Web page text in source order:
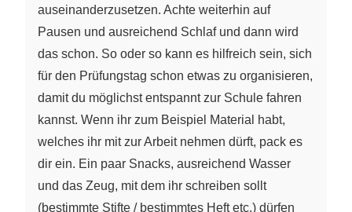
auseinanderzusetzen. Achte weiterhin auf
Pausen und ausreichend Schlaf und dann wird
das schon. So oder so kann es hilfreich sein, sich
für den Prüfungstag schon etwas zu organisieren,
damit du möglichst entspannt zur Schule fahren
kannst. Wenn ihr zum Beispiel Material habt,
welches ihr mit zur Arbeit nehmen dürft, pack es
dir ein. Ein paar Snacks, ausreichend Wasser
und das Zeug, mit dem ihr schreiben sollt
(bestimmte Stifte / bestimmtes Heft etc.) dürfen